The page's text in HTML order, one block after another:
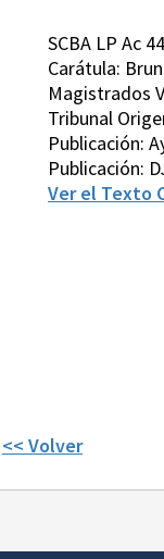
SCBA LP Ac
Carátula:
Magistrados
Tribunal
Publicación:
Publicación:
Ver el Texto
<< Volver